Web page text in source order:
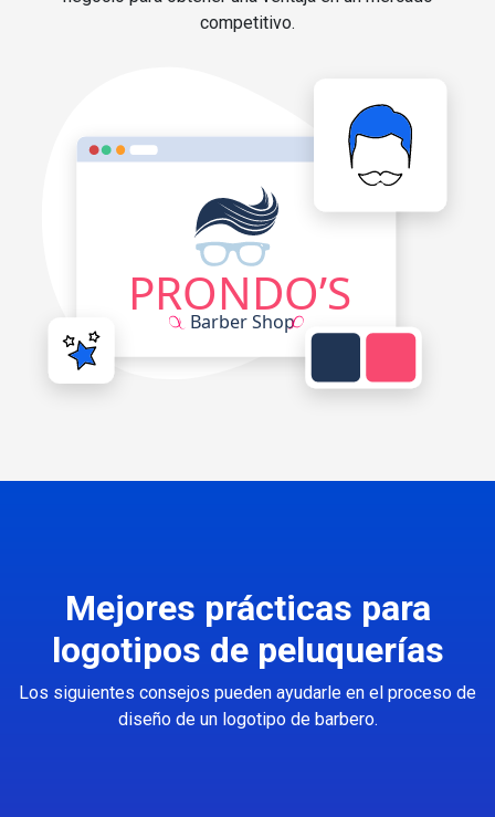
competitivo.
Mejores prácticas para
logotipos de peluquerías
Los siguientes consejos pueden ayudarle en el proceso de
diseño de un logotipo de barbero.